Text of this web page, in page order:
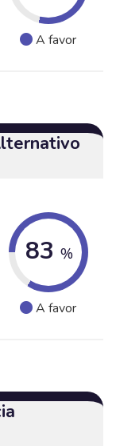
A favor
83 %
A favor